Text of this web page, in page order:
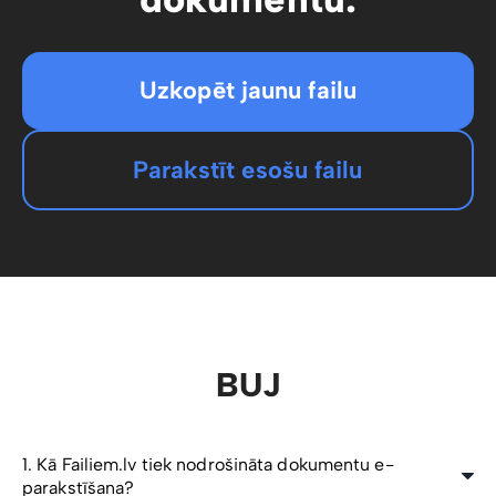
Uzkopēt jaunu failu
Parakstīt esošu failu
BUJ
1. Kā Failiem.lv tiek nodrošināta dokumentu e-
parakstīšana?